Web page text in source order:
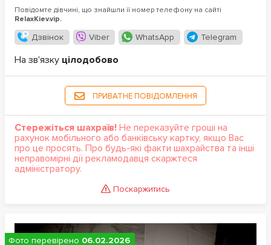
Повідомте дівчині, що знайшли її номер телефону на сайті
RelaxKiev.vip.
Дзвінок Viber WhatsApp Telegram
На зв'язку цілодобово
ПРИВАТНЕ ПОВІДОМЛЕННЯ
Стережіться шахраїв! Не переказуйте гроші на
рахунок мобільного або банківську картку, якщо Вас
про це просять. Про будь-які факти шахрайства та інші
неправомірні дії рекламодавця скаржтеся
адміністратору.
Поскаржитись
Фото перевірено 06.02.2026